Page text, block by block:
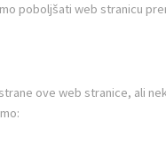
poboljšati web stranicu
ove web stranice, ali